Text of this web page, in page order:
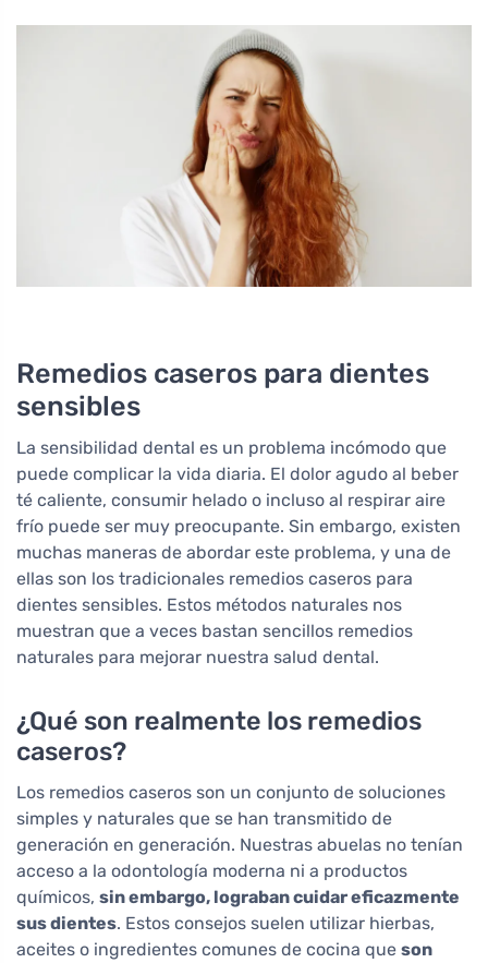
Remedios caseros para dientes
sensibles
La sensibilidad dental es un problema incómodo que
puede complicar la vida diaria. El dolor agudo al beber
té caliente, consumir helado o incluso al respirar aire
frío puede ser muy preocupante. Sin embargo, existen
muchas maneras de abordar este problema, y una de
ellas son los tradicionales remedios caseros para
dientes sensibles. Estos métodos naturales nos
muestran que a veces bastan sencillos remedios
naturales para mejorar nuestra salud dental.
¿Qué son realmente los remedios
caseros?
Los remedios caseros son un conjunto de soluciones
simples y naturales que se han transmitido de
generación en generación. Nuestras abuelas no tenían
acceso a la odontología moderna ni a productos
químicos, sin embargo, lograban cuidar eficazmente
sus dientes. Estos consejos suelen utilizar hierbas,
aceites o ingredientes comunes de cocina que son